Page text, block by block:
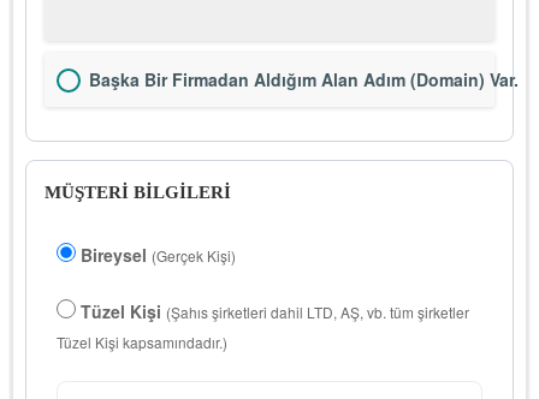
Başka Bir Firmadan Aldığım Alan Adım (Domain) Var.
MÜŞTERİ BİLGİLERİ
Bireysel (Gerçek Kişi)
Tüzel Kişi (Şahıs şirketleri dahil LTD, AŞ, vb. tüm şirketler
Tüzel Kişi kapsamındadır.)